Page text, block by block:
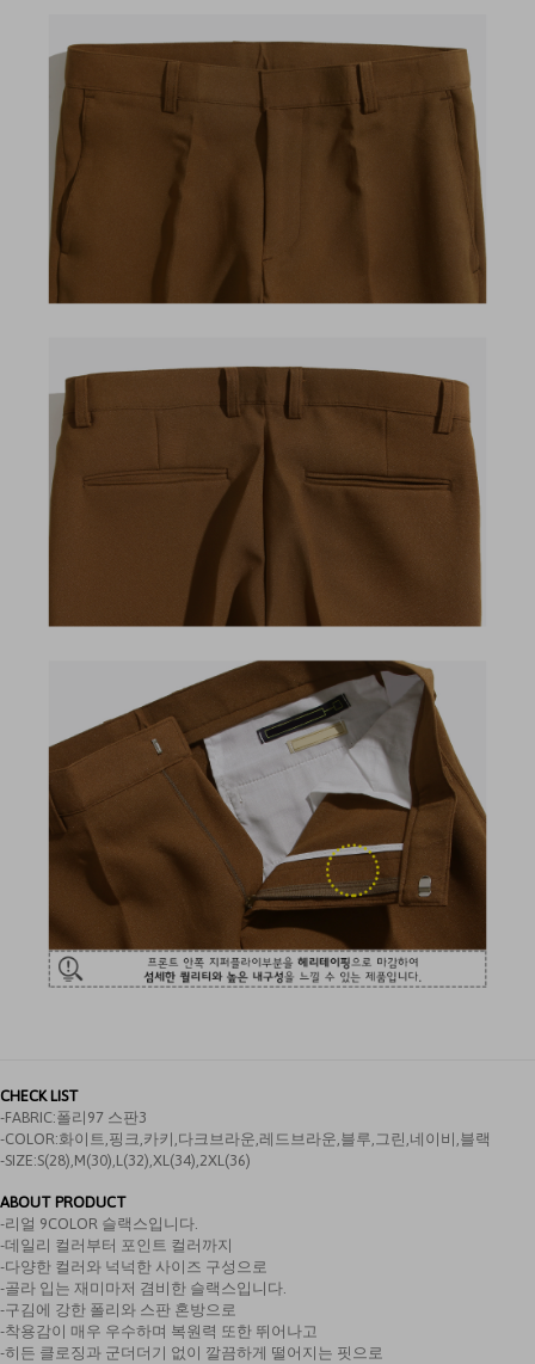
CHECK LIST
-FABRIC:폴리97 스판3
-COLOR:화이트,핑크,카키,다크브라운,레드브라운,블루,그린,네이비,블랙
-SIZE:S(28),M(30),L(32),XL(34),2XL(36)
ABOUT PRODUCT
-리얼 9COLOR 슬랙스입니다.
-데일리 컬러부터 포인트 컬러까지
-다양한 컬러와 넉넉한 사이즈 구성으로
-골라 입는 재미마저 겸비한 슬랙스입니다.
-구김에 강한 폴리와 스판 혼방으로
-착용감이 매우 우수하며 복원력 또한 뛰어나고
-히든 클로징과 군더더기 없이 깔끔하게 떨어지는 핏으로